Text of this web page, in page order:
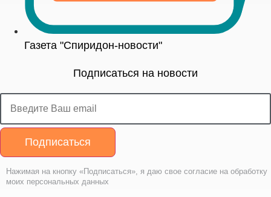
Газета "Спиридон-новости"
Подписаться на новости
Подписаться
Нажимая на кнопку «Подписаться», я даю свое согласие на обработку
моих персональных данных